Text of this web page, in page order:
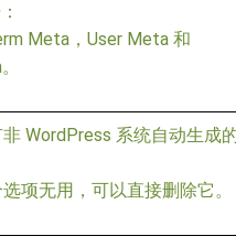
Meta，User Meta 和
WordPress 系统自动生成
项无用，可以直接删除它。